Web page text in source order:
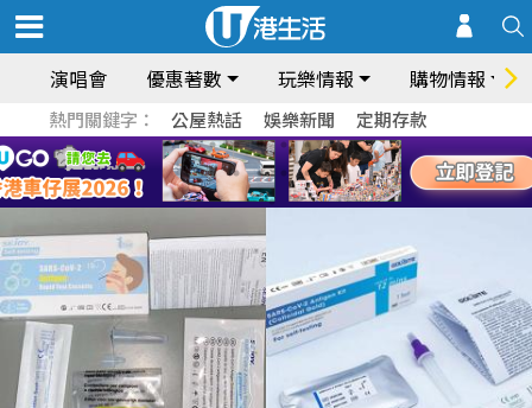
演唱會 優惠著數 玩樂情報 購物情報
熱門關鍵字： 公屋熱話 娛樂新聞 定期存款